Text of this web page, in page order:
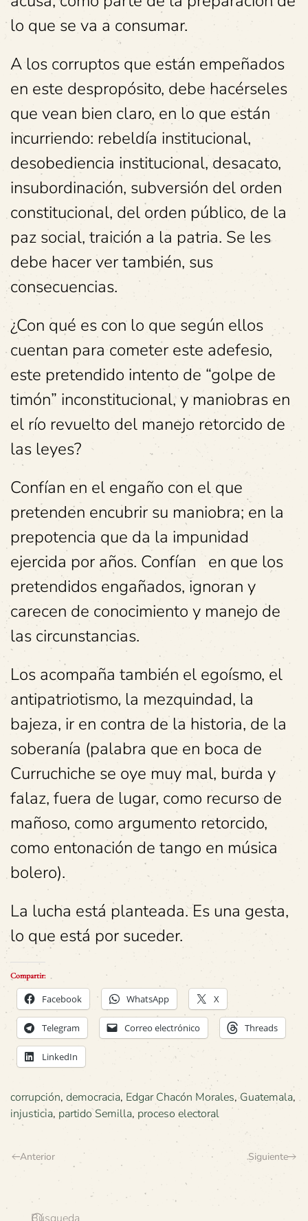
lo que se va a consumar.
A los corruptos que están empeñados
en este despropósito, debe hacérseles
que vean bien claro, en lo que están
incurriendo: rebeldía institucional,
desobediencia institucional, desacato,
insubordinación, subversión del orden
constitucional, del orden público, de la
paz social, traición a la patria. Se les
debe hacer ver también, sus
consecuencias.
¿Con qué es con lo que según ellos
cuentan para cometer este adefesio,
este pretendido intento de “golpe de
timón” inconstitucional, y maniobras en
el río revuelto del manejo retorcido de
las leyes?
Confían en el engaño con el que
pretenden encubrir su maniobra; en la
prepotencia que da la impunidad
ejercida por años. Confían en que los
pretendidos engañados, ignoran y
carecen de conocimiento y manejo de
las circunstancias.
Los acompaña también el egoísmo, el
antipatriotismo, la mezquindad, la
bajeza, ir en contra de la historia, de la
soberanía (palabra que en boca de
Curruchiche se oye muy mal, burda y
falaz, fuera de lugar, como recurso de
mañoso, como argumento retorcido,
como entonación de tango en música
bolero).
La lucha está planteada. Es una gesta,
lo que está por suceder.
Compartir:
Facebook WhatsApp X
Telegram Correo electrónico Threads
LinkedIn
corrupción, democracia, Edgar Chacón Morales,Guatemala,
injusticia, partido Semilla, proceso electoral
Anterior Siguiente